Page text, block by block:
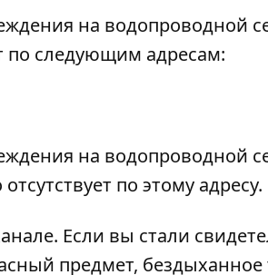
на водопроводной
по следующим адресам:
на водопроводной
по этому адресу.
. Если вы стали
предмет, бездыханное